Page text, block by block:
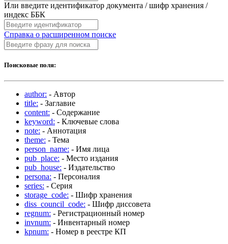
Или введите идентификатор документа / шифр хранения /
индекс ББК
Справка о расширенном поиске
Поисковые поля:
author: - Автор
title: - Заглавие
content: - Содержание
keyword: - Ключевые слова
note: - Аннотация
theme: - Тема
person_name: - Имя лица
pub_place: - Место издания
pub_house: - Издательство
persona: - Персоналия
series: - Серия
storage_code: - Шифр хранения
diss_council_code: - Шифр диссовета
regnum: - Регистрационный номер
invnum: - Инвентарный номер
kpnum: - Номер в реестре КП